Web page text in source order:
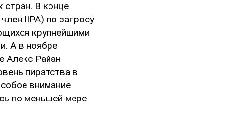
стран. В конце
IIPA) по запросу
крупнейшими
А в ноябре
Алекс Райан
пиратства в
внимание
по меньшей мере